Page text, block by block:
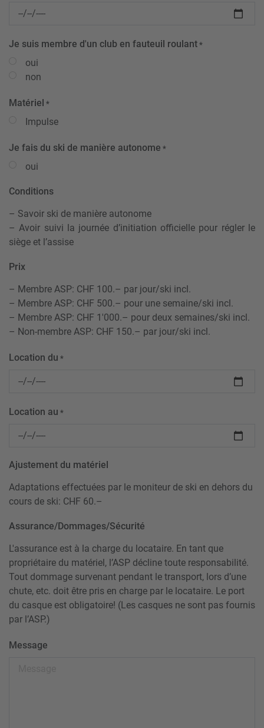
Je suis membre d'un club en fauteuil roulant *
oui
non
Matériel *
Impulse
Je fais du ski de manière autonome *
oui
Conditions
– Savoir ski de manière autonome
– Avoir suivi la journée d’initiation officielle pour régler le
siège et l’assise
Prix
– Membre ASP: CHF 100.– par jour/ski incl.
– Membre ASP: CHF 500.– pour une semaine/ski incl.
– Membre ASP: CHF 1'000.– pour deux semaines/ski incl.
– Non-membre ASP: CHF 150.– par jour/ski incl.
Location du *
Location au *
Ajustement du matériel
Adaptations effectuées par le moniteur de ski en dehors du
cours de ski: CHF 60.–
Assurance/Dommages/Sécurité
L'assurance est à la charge du locataire. En tant que
propriétaire du matériel, l’ASP décline toute responsabilité.
Tout dommage survenant pendant le transport, lors d’une
chute, etc. doit être pris en charge par le locataire. Le port
du casque est obligatoire! (Les casques ne sont pas fournis
par l’ASP.)
Message